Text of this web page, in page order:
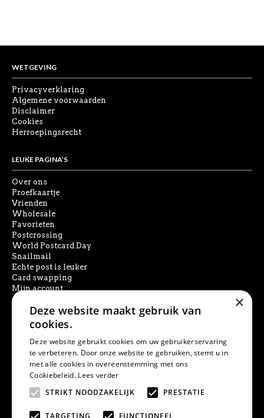
WETGEVING
Privacyverklaring
Algemene voorwaarden
Disclaimer
Cookies
Herroepingsrecht
LEUKE PAGINA’S
Over ons
Proefkaartje
Vrienden
Wholesale
Favorieten
Postcrossing
World Postcard Day
Snailmail
Echte post is leuker
Card swapping
Mijn account
SOCIAL MEDIA
PRODUCT ZOEKEN
×
Deze website maakt gebruik van
cookies.
Deze website gebruikt cookies om uw gebruikerservaring
te verbeteren. Door onze website te gebruiken, stemt u in
met alle cookies in overeenstemming met ons
Cookiebeleid. Lees verder
STRIKT NOODZAKELIJK
PRESTATIE
TARGETING FUNCTIONEEL